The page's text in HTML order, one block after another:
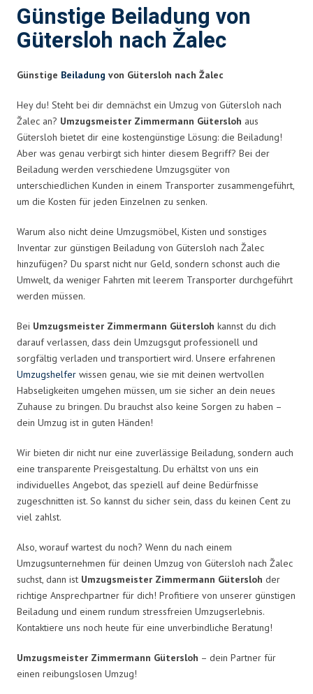
Günstige Beiladung von
Gütersloh nach Žalec
Günstige Beiladung von Gütersloh nach Žalec
Hey du! Steht bei dir demnächst ein Umzug von Gütersloh nach
Žalec an? Umzugsmeister Zimmermann Gütersloh aus
Gütersloh bietet dir eine kostengünstige Lösung: die Beiladung!
Aber was genau verbirgt sich hinter diesem Begriff? Bei der
Beiladung werden verschiedene Umzugsgüter von
unterschiedlichen Kunden in einem Transporter zusammengeführt,
um die Kosten für jeden Einzelnen zu senken.
Warum also nicht deine Umzugsmöbel, Kisten und sonstiges
Inventar zur günstigen Beiladung von Gütersloh nach Žalec
hinzufügen? Du sparst nicht nur Geld, sondern schonst auch die
Umwelt, da weniger Fahrten mit leerem Transporter durchgeführt
werden müssen.
Bei Umzugsmeister Zimmermann Gütersloh kannst du dich
darauf verlassen, dass dein Umzugsgut professionell und
sorgfältig verladen und transportiert wird. Unsere erfahrenen
Umzugshelfer wissen genau, wie sie mit deinen wertvollen
Habseligkeiten umgehen müssen, um sie sicher an dein neues
Zuhause zu bringen. Du brauchst also keine Sorgen zu haben –
dein Umzug ist in guten Händen!
Wir bieten dir nicht nur eine zuverlässige Beiladung, sondern auch
eine transparente Preisgestaltung. Du erhältst von uns ein
individuelles Angebot, das speziell auf deine Bedürfnisse
zugeschnitten ist. So kannst du sicher sein, dass du keinen Cent zu
viel zahlst.
Also, worauf wartest du noch? Wenn du nach einem
Umzugsunternehmen für deinen Umzug von Gütersloh nach Žalec
suchst, dann ist Umzugsmeister Zimmermann Gütersloh der
richtige Ansprechpartner für dich! Profitiere von unserer günstigen
Beiladung und einem rundum stressfreien Umzugserlebnis.
Kontaktiere uns noch heute für eine unverbindliche Beratung!
Umzugsmeister Zimmermann Gütersloh – dein Partner für
einen reibungslosen Umzug!